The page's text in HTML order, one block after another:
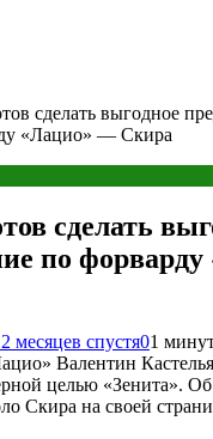
сделать выгодное
«Лацио» — Скира
сделать
по
месяцев спустя01
Валентин
целью «Зенита».
Скира на своей